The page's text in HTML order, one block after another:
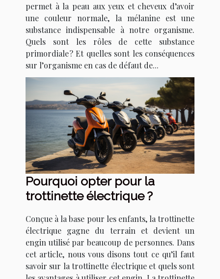
permet à la peau aux yeux et cheveux d’avoir
une couleur normale, la mélanine est une
substance indispensable à notre organisme.
Quels sont les rôles de cette substance
primordiale ? Et quelles sont les conséquences
sur l’organisme en cas de défaut de...
Pourquoi opter pour la
trottinette électrique ?
Conçue à la base pour les enfants, la trottinette
électrique gagne du terrain et devient un
engin utilisé par beaucoup de personnes. Dans
cet article, nous vous disons tout ce qu’il faut
savoir sur la trottinette électrique et quels sont